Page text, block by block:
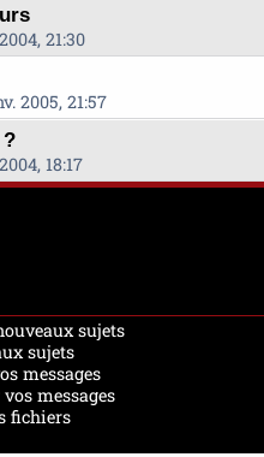
21:30
2005, 21:57
18:17
sujets
sujets
messages
messages
fichiers